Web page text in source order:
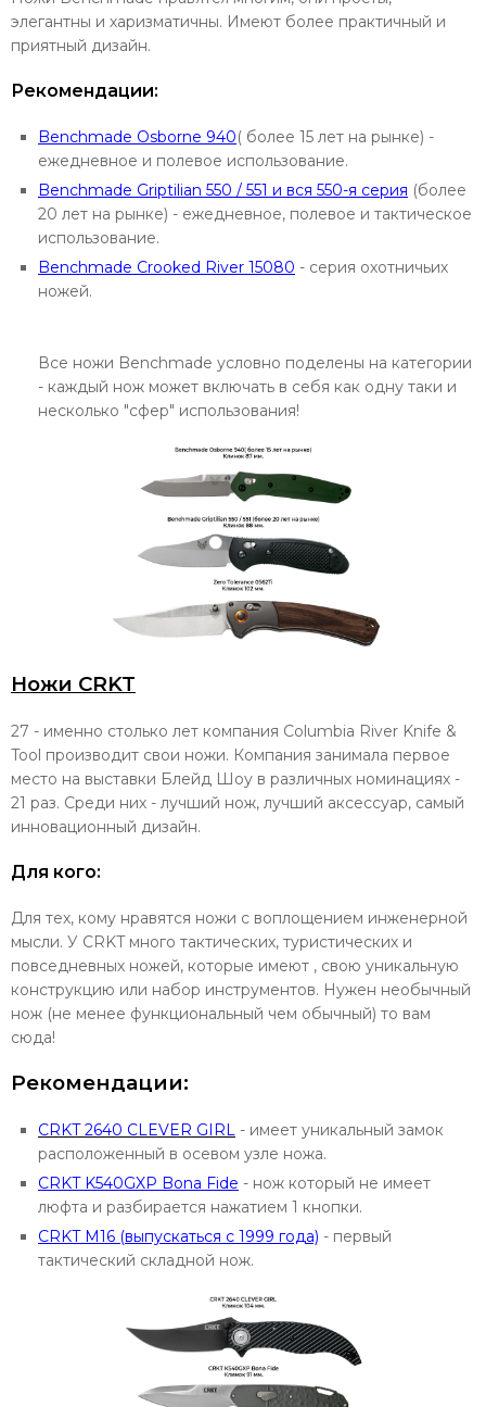
элегантны и харизматичны. Имеют более практичный и
приятный дизайн.
Рекомендации:
Benchmade Osborne 940( более 15 лет на рынке) -
ежедневное и полевое использование.
Benchmade Griptilian 550 / 551 и вся 550-я серия (более
20 лет на рынке) - ежедневное, полевое и тактическое
использование.
Benchmade Crooked River 15080 - серия охотничьих
ножей.
Все ножи Benchmade условно поделены на категории
- каждый нож может включать в себя как одну таки и
несколько "сфер" использования!
Ножи CRKT
27 - именно столько лет компания Columbia River Knife &
Tool производит свои ножи. Компания занимала первое
место на выставки Блейд Шоу в различных номинациях -
21 раз. Среди них - лучший нож, лучший аксессуар, самый
инновационный дизайн.
Для кого:
Для тех, кому нравятся ножи с воплощением инженерной
мысли. У CRKT много тактических, туристических и
повседневных ножей, которые имеют , свою уникальную
конструкцию или набор инструментов. Нужен необычный
нож (не менее функциональный чем обычный) то вам
сюда!
Рекомендации:
CRKT 2640 CLEVER GIRL - имеет уникальный замок
расположенный в осевом узле ножа.
CRKT K540GXP Bona Fide - нож который не имеет
люфта и разбирается нажатием 1 кнопки.
CRKT M16 (выпускаться с 1999 года) - первый
тактический складной нож.